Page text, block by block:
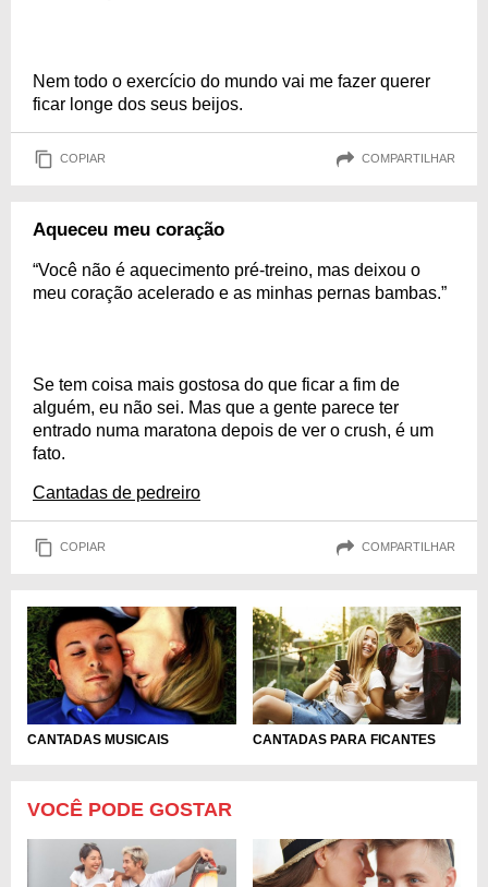
Nem todo o exercício do mundo vai me fazer querer
ficar longe dos seus beijos.
COPIAR COMPARTILHAR
Aqueceu meu coração
“Você não é aquecimento pré-treino, mas deixou o
meu coração acelerado e as minhas pernas bambas.”
Se tem coisa mais gostosa do que ficar a fim de
alguém, eu não sei. Mas que a gente parece ter
entrado numa maratona depois de ver o crush, é um
fato.
Cantadas de pedreiro
COPIAR COMPARTILHAR
CANTADAS MUSICAIS CANTADAS PARA FICANTES
VOCÊ PODE GOSTAR